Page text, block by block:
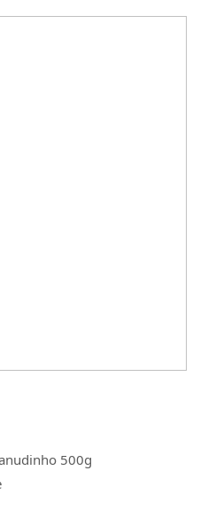
500g